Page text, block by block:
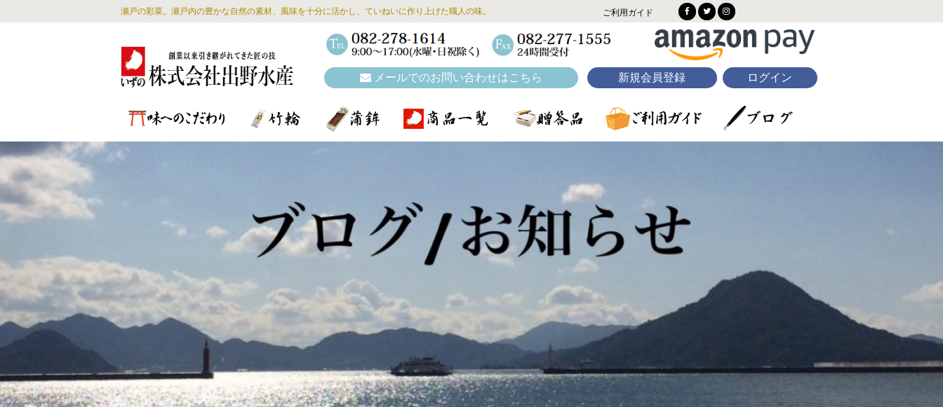
瀬戸の彩菜。瀬戸内の豊かな自然の素材、風味を十分に活かし、ていねいに作り上げた職人の味。 ご利用ガイド
メールでのお問い合わせはこちら 新規会員登録 ログイン